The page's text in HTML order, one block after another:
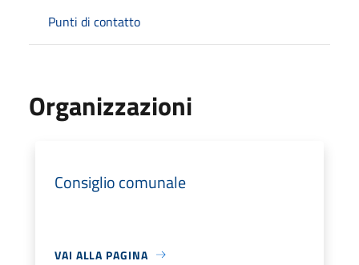
Punti di contatto
Organizzazioni
Consiglio comunale
VAI ALLA PAGINA